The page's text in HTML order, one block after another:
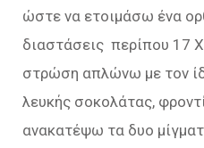
ώστε να ετοιμάσω ένα
διαστάσεις περίπου 17
στρώση απλώνω με τον
λευκής σοκολάτας,
ανακατέψω τα δυο